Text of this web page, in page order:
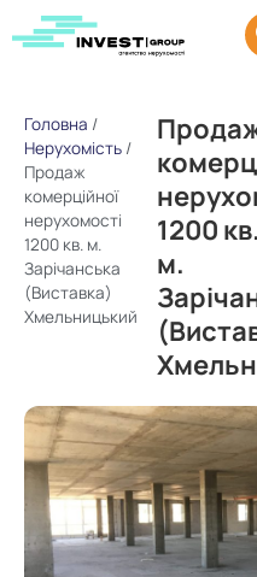
Головна /
Нерухомість /
Продаж
комерційної
нерухомості
1200 кв. м.
Зарічанська
(Виставка)
Хмельницький
1200 кв.
м.